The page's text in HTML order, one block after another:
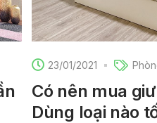
23/01/2021
Có nên mua
Dùng loại nào